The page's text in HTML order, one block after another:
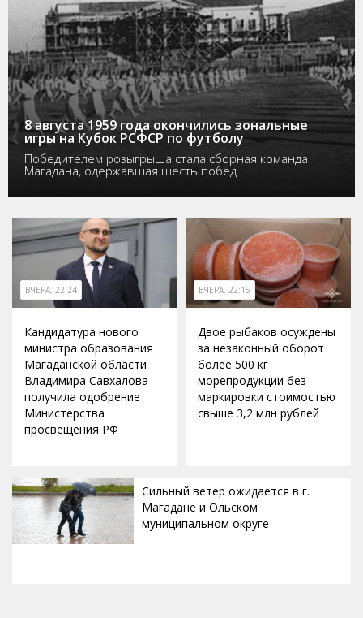
8 августа 1959 года окончились зональные
игры на Кубок РСФСР по футболу
Победителем розыгрыша стала сборная команда
Магадана, одержавшая шесть побед.
ВЧЕРА, 22:24
Кандидатура нового
министра образования
Магаданской области
Владимира Савхалова
получила одобрение
Министерства
просвещения РФ
ВЧЕРА, 22:15
Двое рыбаков осуждены
за незаконный оборот
более 500 кг
морепродукции без
маркировки стоимостью
свыше 3,2 млн рублей
Сильный ветер ожидается в г.
Магадане и Ольском
муниципальном округе